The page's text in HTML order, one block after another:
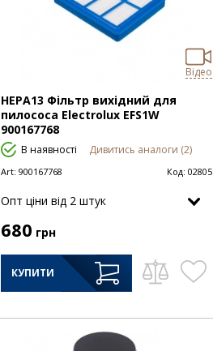
HEPA13 Фільтр вихідний для
пилососа Electrolux EFS1W
900167768
Відео
В наявності Дивитись аналоги (2)
Art: 900167768 Код: 02805
Опт цiни від 2 штук
680 грн
КУПИТИ